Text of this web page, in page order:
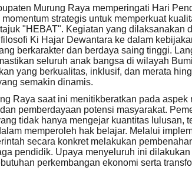
Murung Raya memperingati Hari
strategis untuk memperkuat
"HEBAT". Kegiatan yang dilaksanakan
Ki Hajar Dewantara ke dalam
berkarakter dan berdaya saing tinggi.
seluruh anak bangsa di wilayah
yang berkualitas, inklusif, dan merata
semakin dinamis.
Raya saat ini menitikberatkan pada aspek
pemberdayaan potensi masyarakat.
tidak hanya mengejar kuantitas lulusan,
memperoleh hak belajar. Melalui
secara konkret melakukan
pendidik. Upaya menyeluruh ini dilakukan
perkembangan ekonomi serta